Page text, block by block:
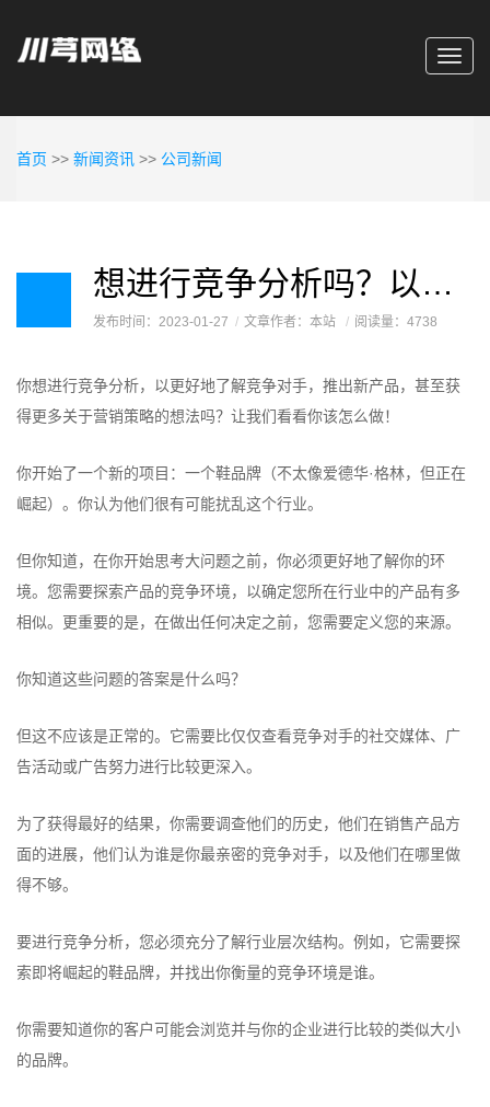
首页 >> 新闻资讯 >> 公司新闻
想进行竞争分析吗？以下是你应该做的7个理由
发布时间：2023-01-27 文章作者：本站 阅读量：4738
你想进行竞争分析，以更好地了解竞争对手，推出新产品，甚至获
得更多关于营销策略的想法吗？让我们看看你该怎么做！
你开始了一个新的项目：一个鞋品牌（不太像爱德华·格林，但正在
崛起）。你认为他们很有可能扰乱这个行业。
但你知道，在你开始思考大问题之前，你必须更好地了解你的环
境。您需要探索产品的竞争环境，以确定您所在行业中的产品有多
相似。更重要的是，在做出任何决定之前，您需要定义您的来源。
你知道这些问题的答案是什么吗？
但这不应该是正常的。它需要比仅仅查看竞争对手的社交媒体、广
告活动或广告努力进行比较更深入。
为了获得最好的结果，你需要调查他们的历史，他们在销售产品方
面的进展，他们认为谁是你最亲密的竞争对手，以及他们在哪里做
得不够。
要进行竞争分析，您必须充分了解行业层次结构。例如，它需要探
索即将崛起的鞋品牌，并找出你衡量的竞争环境是谁。
你需要知道你的客户可能会浏览并与你的企业进行比较的类似大小
的品牌。